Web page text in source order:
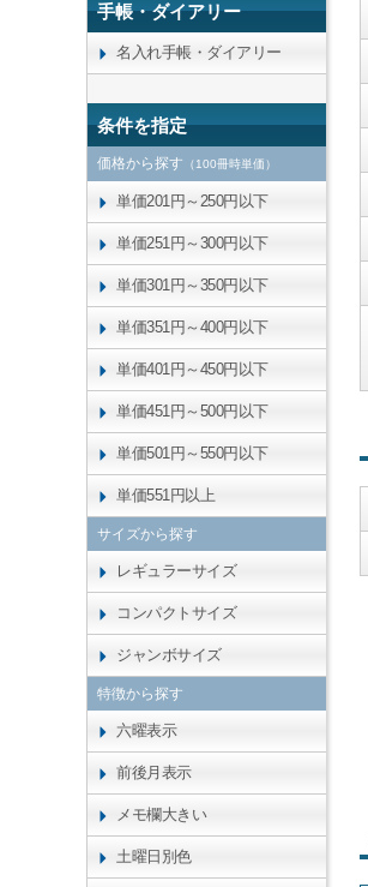
手帳・ダイアリー
名入れ手帳・ダイアリー
条件を指定
価格から探す （100冊時単価）
単価201円～250円以下
単価251円～300円以下
単価301円～350円以下
単価351円～400円以下
単価401円～450円以下
単価451円～500円以下
単価501円～550円以下
単価551円以上
サイズから探す
レギュラーサイズ
コンパクトサイズ
ジャンボサイズ
特徴から探す
六曜表示
前後月表示
メモ欄大きい
土曜日別色